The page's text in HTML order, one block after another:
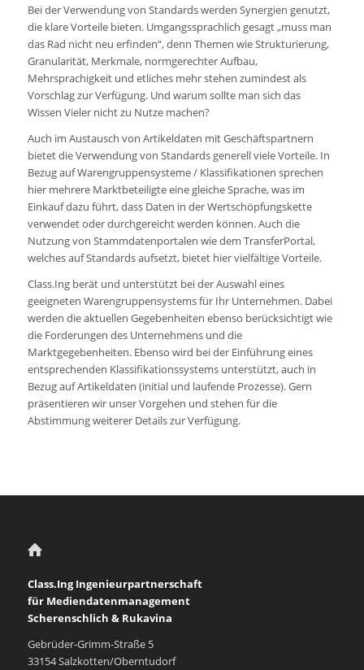
Bei der Verwendung von Standards werden Synergien genutzt,
die klare Vorteile bieten. Umgangssprachlich gesagt „muss man
das Rad nicht neu erfinden“, denn Themen wie Strukturierung,
Granularität, Merkmale, normgerechter Aufbau,
Mehrsprachigkeit und etliches mehr stehen zumindest als
Vorschlag zur Verfügung. Und warum sollte man sich das
Wissen Vieler nicht zu Nutze machen?
Auch im Austausch von Artikeldaten mit Geschäftspartnern
bietet die Verwendung von Standards generell viele Vorteile. In
Bezug auf Warengruppensysteme / Klassifikationen sprechen
hier mehrere Marktbeteiligte eine gleiche Sprache, was im
Einkauf dazu führt, dass Daten in der Wertschöpfungskette
verwendet oder durchgereicht werden können. Auch die
Nutzung von Stammdatenportalen wie dem TransferPortal,
welches auf Standards aufsetzt, bietet hier vielfältige Vorteile.
Class.Ing berät und unterstützt bei der Auswahl eines
geeigneten Warengruppensystems für Ihr Unternehmen. Dabei
werden die aktuellen Gegebenheiten ebenso berücksichtigt wie
die Forderungen des Unternehmens und die
Marktgegebenheiten. Ebenso wird bei der Einführung eines
entsprechenden Klassifikationssystems unterstützt, auch in
Bezug auf Artikeldaten (initial und laufende Prozesse). Gern
präsentieren wir unser Vorgehen und stehen für die
Abstimmung weiterer Details zur Verfügung.
Class.Ing Ingenieurpartnerschaft
für Mediendatenmanagement
Scherenschlich & Rukavina
Gebrüder-Grimm-Straße 5
33154 Salzkotten/Oberntudorf